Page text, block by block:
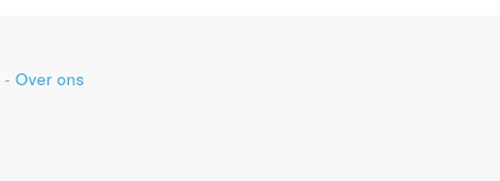
- Over ons